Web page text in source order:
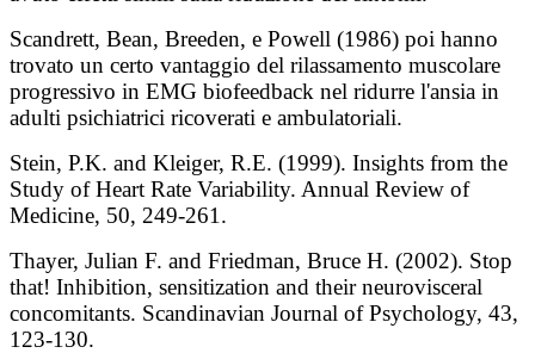
Scandrett, Bean, Breeden, e Powell (1986) poi hanno
trovato un certo vantaggio del rilassamento muscolare
progressivo in EMG biofeedback nel ridurre l'ansia in
adulti psichiatrici ricoverati e ambulatoriali.
Stein, P.K. and Kleiger, R.E. (1999). Insights from the
Study of Heart Rate Variability. Annual Review of
Medicine, 50, 249-261.
Thayer, Julian F. and Friedman, Bruce H. (2002). Stop
that! Inhibition, sensitization and their neurovisceral
concomitants. Scandinavian Journal of Psychology, 43,
123-130.